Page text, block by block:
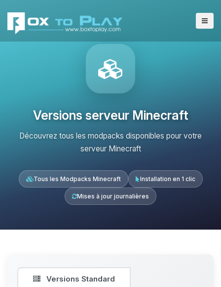
Versions serveur Minecraft
Découvrez tous les modpacks disponibles pour votre
serveur Minecraft
Tous les Modpacks Minecraft Installation en 1 clic
Mises à jour journalières
Versions Standard